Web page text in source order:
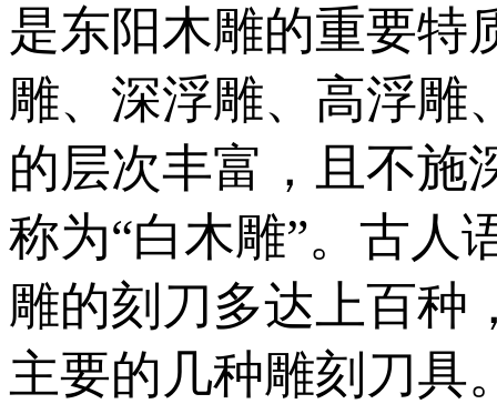
是东阳木雕的重要特
雕、深浮雕、高浮雕
的层次丰富，且不施
称为“白木雕”。古人
雕的刻刀多达上百种
主要的几种雕刻刀具